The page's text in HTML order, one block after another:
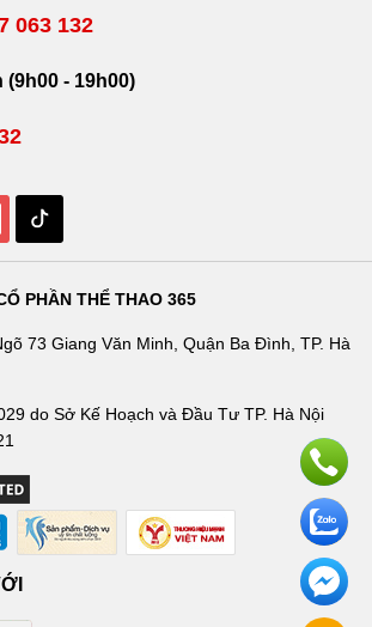
063 132
- 19h00)
PHẦN THỂ THAO 365
73 Giang Văn Minh, Quận Ba Đình, TP. Hà
do Sở Kế Hoạch và Đầu Tư TP. Hà Nội